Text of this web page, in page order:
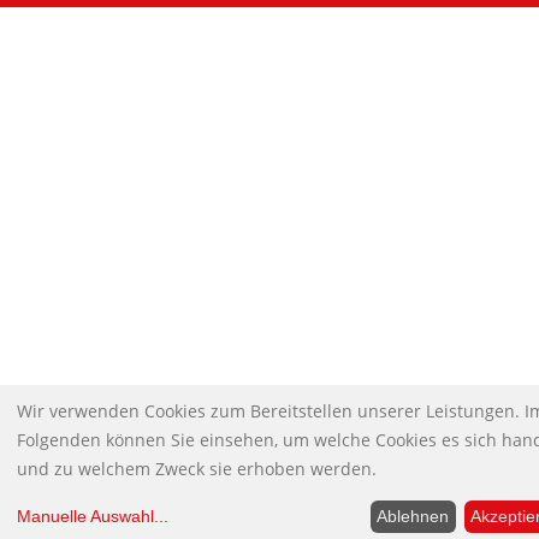
Wir verwenden Cookies zum Bereitstellen unserer Leistungen.
Folgenden können Sie einsehen, um welche Cookies es sich
und zu welchem Zweck sie erhoben werden.
Manuelle Auswahl... Ablehnen